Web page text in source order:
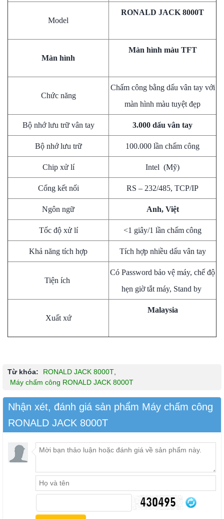
Model
RONALD JACK 8000T
Màn hình
Màn hình màu TFT
Chức năng
Chấm công bằng dấu vân tay với
màn hình màu tuyệt đẹp
Bộ nhớ lưu trữ vân tay 3.000 dấu vân tay
Bộ nhớ lưu trữ 100.000 lần chấm công
Chip xử lí Intel (Mỹ)
Cổng kết nối RS – 232/485, TCP/IP
Ngôn ngữ Anh, Việt
Tốc độ xử lí <1 giây/1 lần chấm công
Khả năng tích hợp Tích hợp nhiều dấu vân tay
Tiện ích
Có Password bảo vệ máy, chế độ
hẹn giờ tắt máy, Stand by
Xuất xứ
Malaysia
Từ khóa: RONALD JACK 8000T,
Máy chấm công RONALD JACK 8000T
Nhận xét, đánh giá sản phẩm Máy chấm công
RONALD JACK 8000T